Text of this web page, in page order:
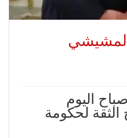
المشيشي
اليوم
بمنح الثقة لحكومة